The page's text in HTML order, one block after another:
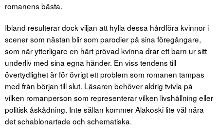
romanens bästa.
Ibland resulterar dock viljan att hylla dessa hårdföra kvinnor i
scener som nästan blir som parodier på sina föregångare,
som när ytterligare en hårt prövad kvinna drar ett barn ur sitt
underliv med sina egna händer. En viss tendens till
övertydlighet är för övrigt ett problem som romanen tampas
med från början till slut. Läsaren behöver aldrig tvivla på
vilken romanperson som representerar vilken livshållning eller
politisk åskådning. Inte sällan kommer Alakoski lite väl nära
det schablonartade och schematiska.